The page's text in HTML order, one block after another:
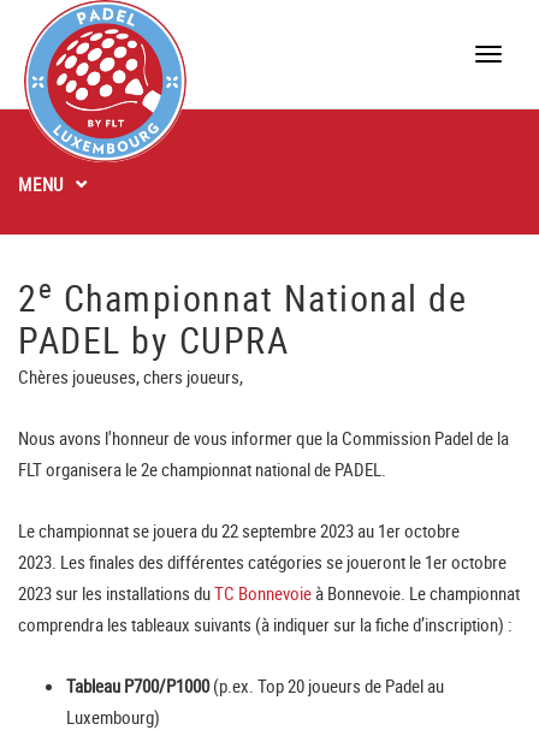
Toggle
MENU
2e Championnat National de
PADEL by CUPRA
Chères joueuses, chers joueurs,
Nous avons l'honneur de vous informer que la Commission Padel de la
FLT organisera le 2e championnat national de PADEL.
Le championnat se jouera du 22 septembre 2023 au 1er octobre
2023. Les finales des différentes catégories se joueront le 1er octobre
2023 sur les installations duTC Bonnevoie à Bonnevoie. Le championnat
comprendra les tableaux suivants (à indiquer sur la fiche d’inscription) :
Tableau P700/P1000(p.ex. Top 20 joueurs de Padel au
Luxembourg)